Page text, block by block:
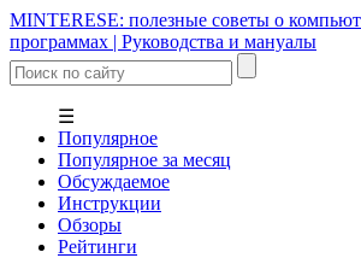
MINTERESE: полезные советы о
программах | Руководства и мануалы
☰
Популярное
Популярное за месяц
Обсуждаемое
Инструкции
Обзоры
Рейтинги